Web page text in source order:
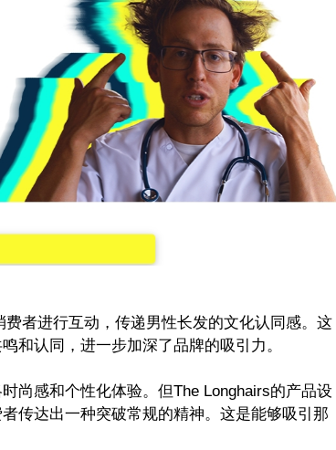
者进行互动，传递男性长发的文化认同感。这
和认同，进一步加深了品牌的吸引力。
尚感和个性化体验。但The Longhairs的产品设
传达出一种突破常规的精神。这是能够吸引那